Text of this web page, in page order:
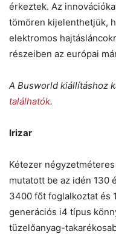
érkeztek. Az
tömören kijelenthetjük,
elektromos
részeiben az európai
A Busworld kiállításhoz
találhatók.
Irizar
Kétezer
mutatott be az idén 130
3400 főt foglalkoztat és
generációs i4 típus
tüzelőanyag-